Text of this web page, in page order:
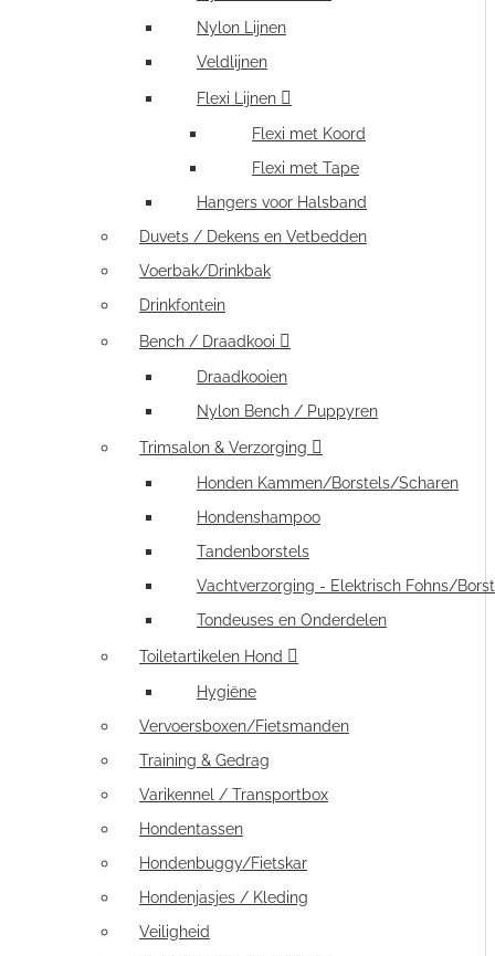
Nylon Lijnen
Veldlijnen
Flexi Lijnen
Flexi met Koord
Flexi met Tape
Hangers voor Halsband
Duvets / Dekens en Vetbedden
Voerbak/Drinkbak
Drinkfontein
Bench / Draadkooi
Draadkooien
Nylon Bench / Puppyren
Trimsalon & Verzorging
Honden Kammen/Borstels/Scharen
Hondenshampoo
Tandenborstels
Vachtverzorging - Elektrisch Fohns/
Tondeuses en Onderdelen
Toiletartikelen Hond
Hygiëne
Vervoersboxen/Fietsmanden
Training & Gedrag
Varikennel / Transportbox
Hondentassen
Hondenbuggy/Fietskar
Hondenjasjes / Kleding
Veiligheid